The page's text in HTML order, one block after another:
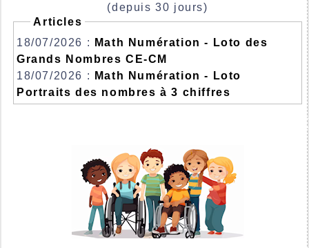
(depuis 30 jours)
Articles
18/07/2026 :
Math Numération - Loto des
Grands Nombres CE-CM
18/07/2026 :
Math Numération - Loto
Portraits des nombres à 3 chiffres